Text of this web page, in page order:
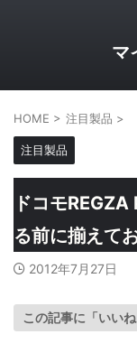
マ
HOME > 注目製品 >
注目製品
ドコモ
る前に揃えて
2012年7月27日
この記事に「いいね